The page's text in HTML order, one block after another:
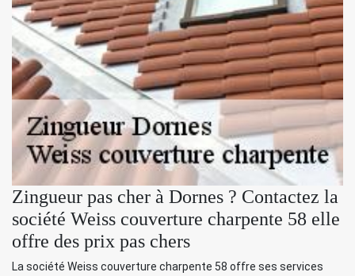
Zingueur pas cher à Dornes ? Contactez la
société Weiss couverture charpente 58 elle
offre des prix pas chers
La société Weiss couverture charpente 58 offre ses services